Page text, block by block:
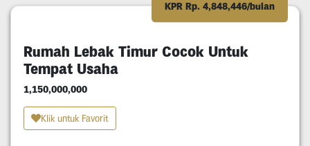
KPR Rp. 4,848,446/bulan
Rumah Lebak Timur Cocok Untuk
Tempat Usaha
1,150,000,000
Klik untuk Favorit